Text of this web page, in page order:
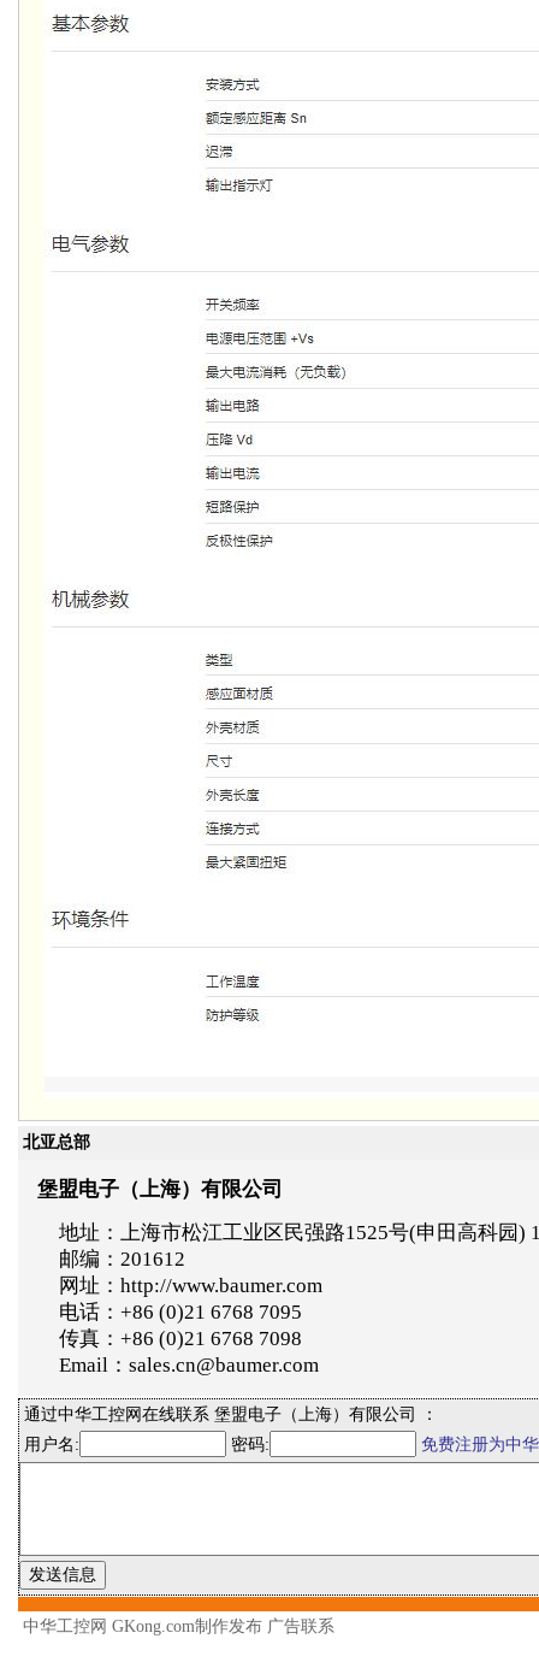
北亚总部
堡盟电子（上海）有限公司
地址：上海市松江工业区民强路1525号(申田高科园)
邮编：201612
网址：http://www.baumer.com
电话：+86 (0)21 6768 7095
传真：+86 (0)21 6768 7098
Email：sales.cn@baumer.com
通过中华工控网在线联系 堡盟电子（上海）有限公司 ：
用户名:
密码: 免费注册为中
中华工控网 GKong.com制作发布 广告联系